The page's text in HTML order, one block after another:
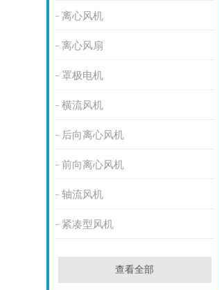
离心风机
离心风扇
罩极电机
横流风机
后向离心风机
前向离心风机
轴流风机
紧凑型风机
查看全部